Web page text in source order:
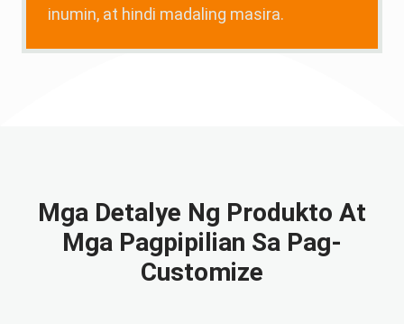
inumin, at hindi madaling masira.
Mga Detalye Ng Produkto At
Mga Pagpipilian Sa Pag-
Customize